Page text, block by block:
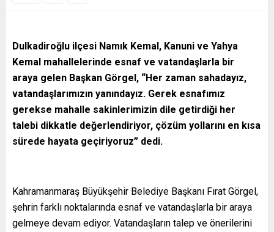
Dulkadiroğlu ilçesi Namık Kemal, Kanuni ve Yahya
Kemal mahallelerinde esnaf ve vatandaşlarla bir
araya gelen Başkan Görgel, “Her zaman sahadayız,
vatandaşlarımızın yanındayız. Gerek esnafımız
gerekse mahalle sakinlerimizin dile getirdiği her
talebi dikkatle değerlendiriyor, çözüm yollarını en kısa
sürede hayata geçiriyoruz” dedi.
Kahramanmaraş Büyükşehir Belediye Başkanı Fırat Görgel,
şehrin farklı noktalarında esnaf ve vatandaşlarla bir araya
gelmeye devam ediyor. Vatandaşların talep ve önerilerini